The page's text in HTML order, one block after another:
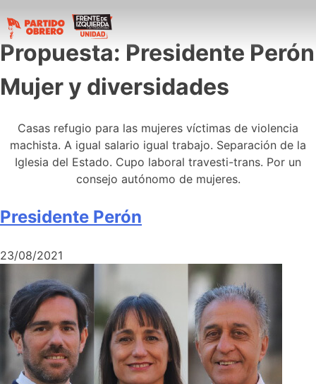
Propuesta: Presidente Perón
Mujer y diversidades
Casas refugio para las mujeres víctimas de violencia
machista. A igual salario igual trabajo. Separación de la
Iglesia del Estado. Cupo laboral travesti-trans. Por un
consejo autónomo de mujeres.
Presidente Perón
23/08/2021